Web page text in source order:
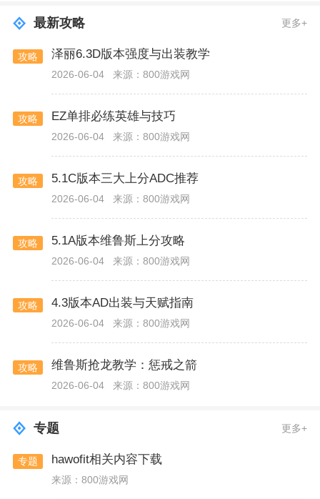
最新攻略 更多+
攻略 泽丽6.3D版本强度与出装教学
2026-06-04 来源：800游戏网
攻略 EZ单排必练英雄与技巧
2026-06-04 来源：800游戏网
攻略 5.1C版本三大上分ADC推荐
2026-06-04 来源：800游戏网
攻略 5.1A版本维鲁斯上分攻略
2026-06-04 来源：800游戏网
攻略 4.3版本AD出装与天赋指南
2026-06-04 来源：800游戏网
攻略 维鲁斯抢龙教学：惩戒之箭
2026-06-04 来源：800游戏网
专题 更多+
专题 hawofit相关内容下载
来源：800游戏网